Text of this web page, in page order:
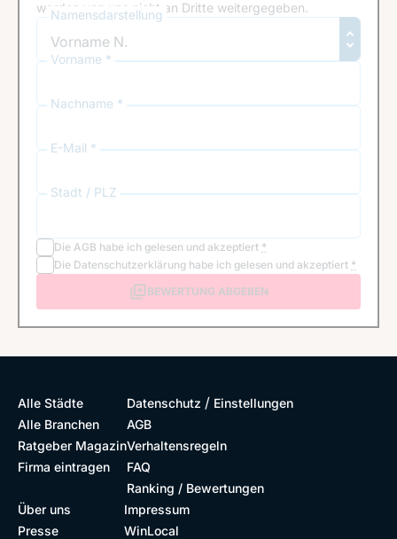
werden von uns nicht an Dritte weitergegeben.
Namensdarstellung
Vorname *
Nachname *
E-Mail *
Stadt / PLZ
Die AGB habe ich gelesen und akzeptiert *
Die Datenschutzerklärung habe ich gelesen und akzeptiert *
BEWERTUNG ABGEBEN
Alle Städte
Alle Branchen
Ratgeber Magazin
Firma eintragen
Datenschutz / Einstellungen
AGB
Verhaltensregeln
FAQ
Ranking / Bewertungen
Über uns
Presse
Impressum
WinLocal